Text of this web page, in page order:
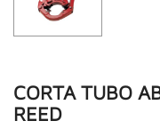
CORTA TUBO
REED